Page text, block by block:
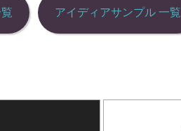
アイディアサンプル 一覧